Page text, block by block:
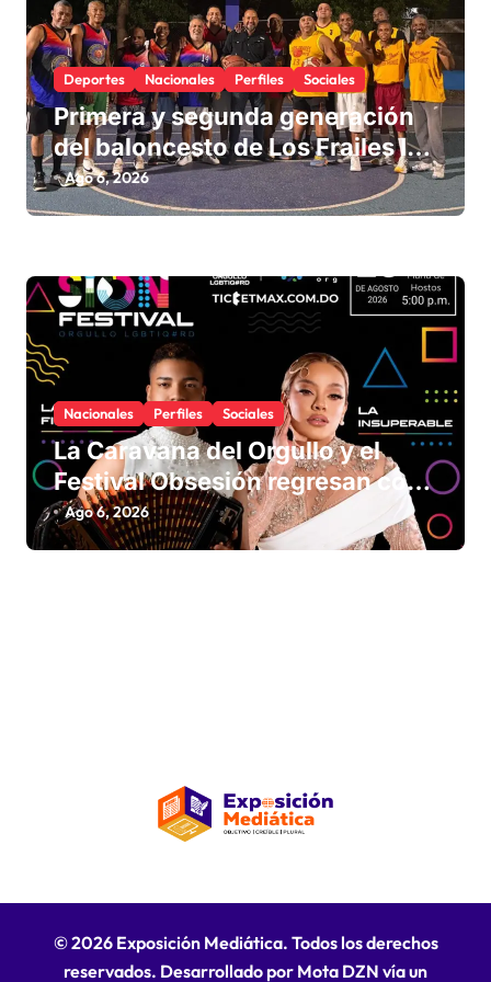
Deportes Nacionales Perfiles Sociales
Primera y segunda generación
del baloncesto de Los Frailes I
fortalecen la hermandad en
histórico reencuentro
Ago 6, 2026
Nacionales Perfiles Sociales
La Caravana del Orgullo y el
Festival Obsesión regresan con
La Insuperable y La Fiera Típica
Ago 6, 2026
© 2026 Exposición Mediática. Todos los derechos
reservados. Desarrollado por Mota DZN vía un